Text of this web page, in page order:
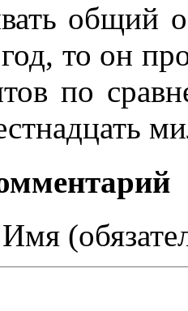
общий
то он
по
Имя